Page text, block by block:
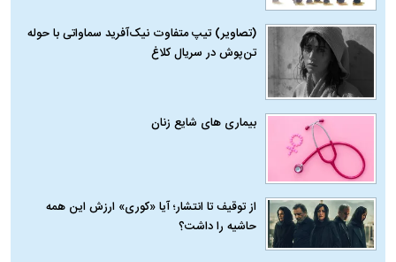
(تصاویر) تیپ متفاوت نیک‌آفرید سماواتی با حوله
تن‌پوش در سریال کلاغ
بیماری‌ های شایع زنان
از توقیف تا انتشار؛ آیا «کوری» ارزش این همه
حاشیه را داشت؟